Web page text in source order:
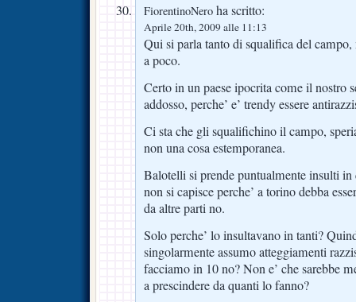
FiorentinoNero ha scritto:
Aprile 20th, 2009 alle 11:13
Qui si parla tanto di squalifica del campo,
a poco.
Certo in un paese ipocrita come il nostro
addosso, perche’ e’ trendy essere
Ci sta che gli squalifichino il campo,
non una cosa estemporanea.
Balotelli si prende puntualmente insulti in
non si capisce perche’ a torino debba
da altre parti no.
Solo perche’ lo insultavano in tanti?
singolarmente assumo atteggiamenti
facciamo in 10 no? Non e’ che sarebbe
a prescindere da quanti lo fanno?